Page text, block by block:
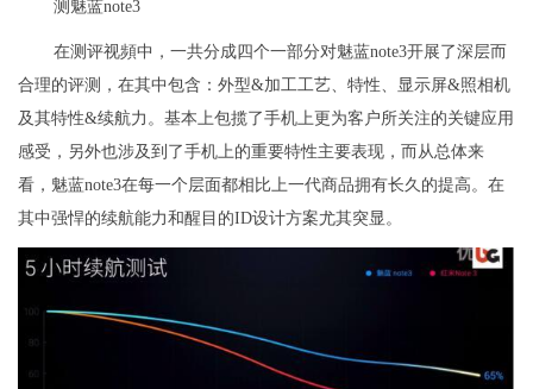
测魅蓝note3
在测评视頻中，一共分成四个一部分对魅蓝note3开展了深层而
合理的评测，在其中包含：外型&加工工艺、特性、显示屏&照相机
及其特性&续航力。基本上包揽了手机上更为客户所关注的关键应用
感受，另外也涉及到了手机上的重要特性主要表现，而从总体来
看，魅蓝note3在每一个层面都相比上一代商品拥有长久的提高。在
其中强悍的续航能力和醒目的ID设计方案尤其突显。